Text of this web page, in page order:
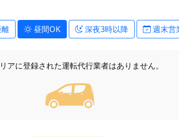
昼間OK 深夜3時以降 週末営
アに登録された運転代行業者はありません。